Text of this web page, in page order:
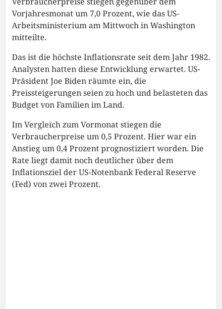
Vorjahresmonat um 7,0 Prozent, wie das US-
Arbeitsministerium am Mittwoch in Washington
mitteilte.
Das ist die höchste Inflationsrate seit dem Jahr 1982.
Analysten hatten diese Entwicklung erwartet. US-
Präsident Joe Biden räumte ein, die
Preissteigerungen seien zu hoch und belasteten das
Budget von Familien im Land.
Im Vergleich zum Vormonat stiegen die
Verbraucherpreise um 0,5 Prozent. Hier war ein
Anstieg um 0,4 Prozent prognostiziert worden. Die
Rate liegt damit noch deutlicher über dem
Inflationsziel der US-Notenbank Federal Reserve
(Fed) von zwei Prozent.